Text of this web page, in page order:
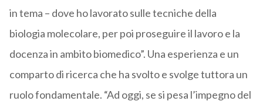
in tema – dove ho lavorato sulle tecniche della
biologia molecolare, per poi proseguire il lavoro e la
docenza in ambito biomedico”. Una esperienza e un
comparto di ricerca che ha svolto e svolge tuttora un
ruolo fondamentale. “Ad oggi, se si pesa l’impegno del